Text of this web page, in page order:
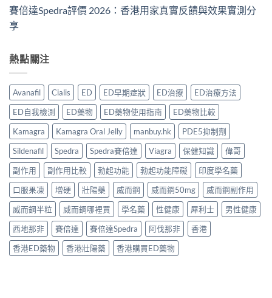
賽倍達Spedra評價 2026：香港用家真實反饋與效果實測分
享
熱點關注
Avanafil Cialis ED ED早期症狀 ED治療
ED治療方法
ED自我檢測
ED藥物 ED藥物使用指南
ED藥物比較
Kamagra
Kamagra Oral Jelly manbuy.hk
PDE5抑制劑
Sildenafil
Spedra Spedra賽倍達 Viagra 保健知識
偉哥
副作用
副作用比較 勃起功能 勃起功能障礙
印度學名藥
口服果凍
增硬 壯陽藥 威而鋼 威而鋼50mg
威而鋼副作用
威而鋼半粒
威而鋼哪裡買 學名藥 性健康 犀利士
男性健康
西地那非
賽倍達 賽倍達Spedra 阿伐那非
香港
香港ED藥物
香港壯陽藥 香港購買ED藥物